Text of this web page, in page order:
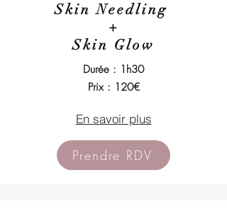
Skin Needling
+
Skin Glow
Durée : 1h30
Prix : 120€
En savoir plus
Prendre RDV